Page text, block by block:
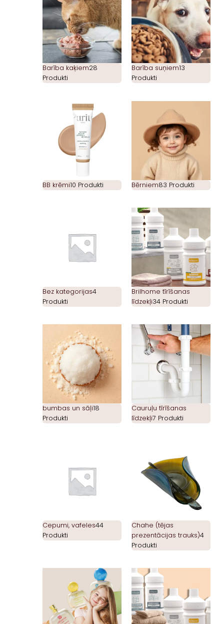
Barība kaķiem28
Produkti
Barība suņiem13
Produkti
BB krēmi10 Produkti Bērniem83 Produkti
Bez kategorijas4
Produkti
Brilhome tīrīšanas
līdzekļi34 Produkti
bumbas un sāļi18
Produkti
Cauruļu tīrīšanas
līdzekļi7 Produkti
Cepumi, vafeles44
Produkti
Chahe (tējas
prezentācijas trauks)4
Produkti